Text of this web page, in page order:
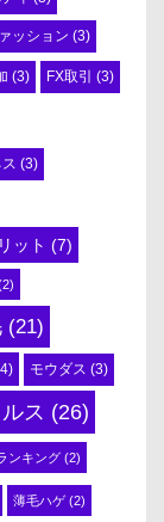
ッション (3)
(3) FX取引 (3)
(3)
ット (7)
(21)
モウダス (3)
ス (26)
ンキング (2)
薄毛ハゲ(2)